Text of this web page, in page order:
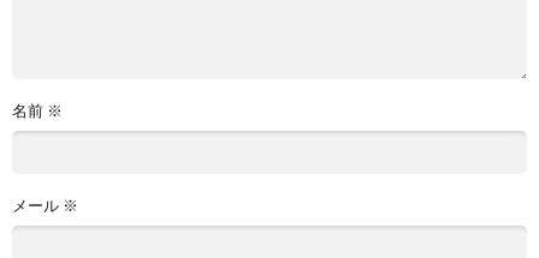
名前 ※
メール ※